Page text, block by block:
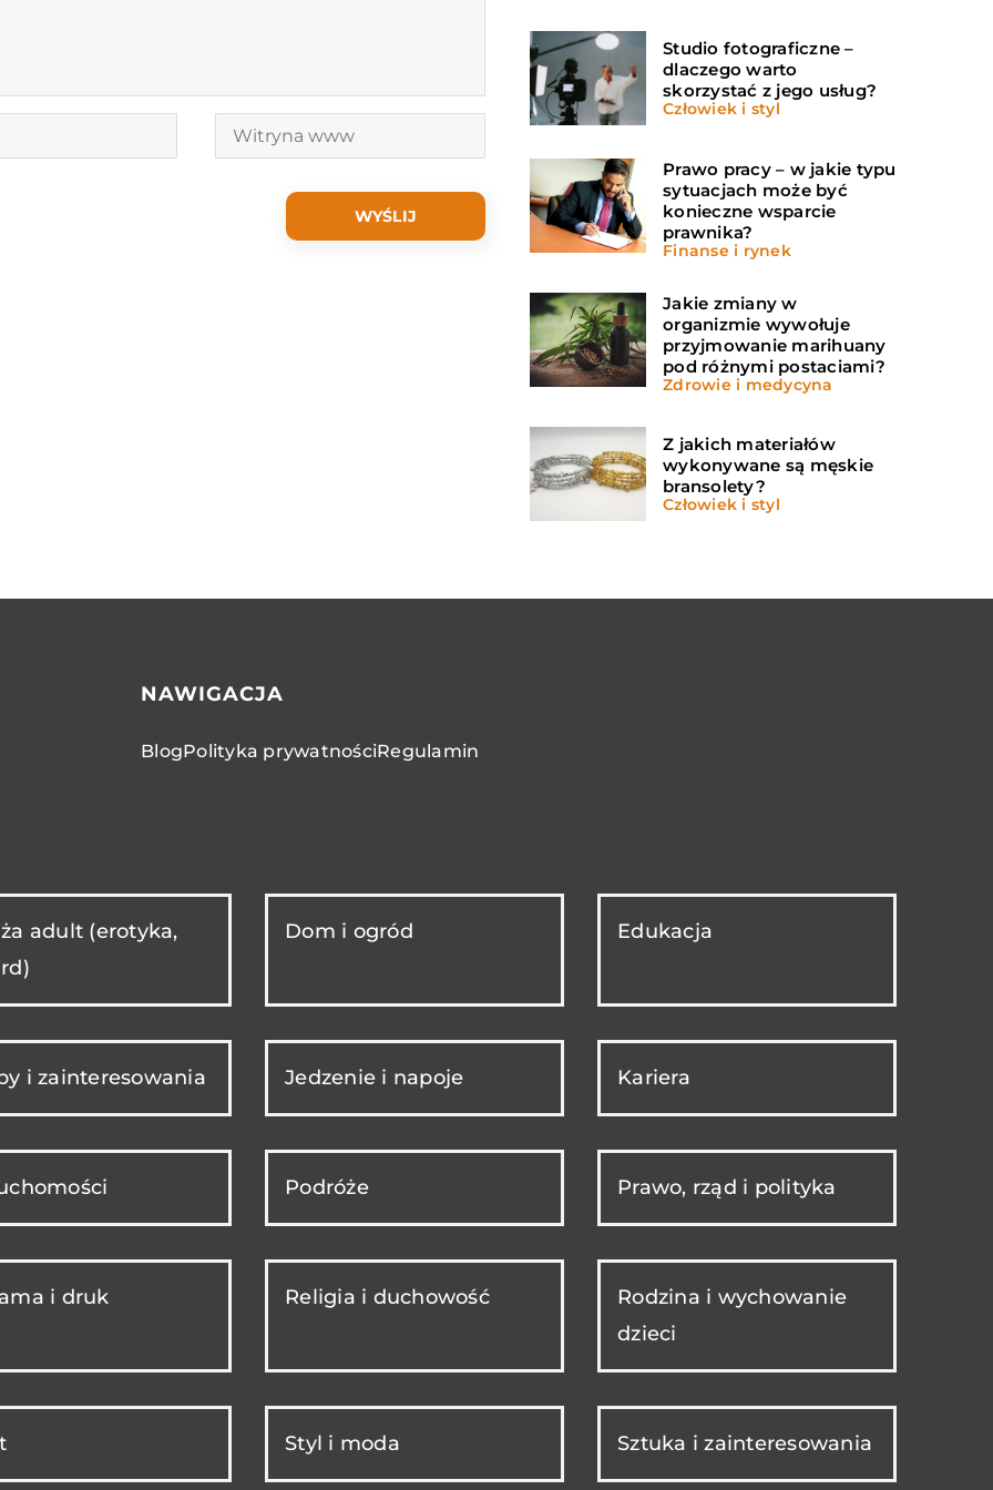
Studio fotograficzne –
dlaczego warto
skorzystać z jego usług?
Człowiek i styl
Prawo pracy – w jakie typu
sytuacjach może być
konieczne wsparcie
prawnika?
Finanse i rynek
Jakie zmiany w
organizmie wywołuje
przyjmowanie marihuany
pod różnymi postaciami?
Zdrowie i medycyna
Z jakich materiałów
wykonywane są męskie
bransolety?
Człowiek i styl
NAWIGACJA
BlogPolityka prywatnościRegulamin
adult (erotyka,
Dom i ogród Edukacja
i zainteresowania Jedzenie i napoje Kariera
Podróże Prawo, rząd i polityka
i druk Religia i duchowość
Rodzina i wychowanie
dzieci
Styl i moda Sztuka i zainteresowania